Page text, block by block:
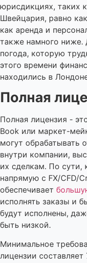
юрисдикциях, таких
Швейцария, равно
как аренда и
также намного ниже.
погода, которую
этого времени
находились в
Полная
Полная лицензия -
Book или маркет-
могут обрабатывать
внутри компании,
их сделкам. По сути,
напрямую с FX/CFD/
обеспечивает
исполнять заказы и
будут исполнены,
быть низкой.
Минимальное
лицензии